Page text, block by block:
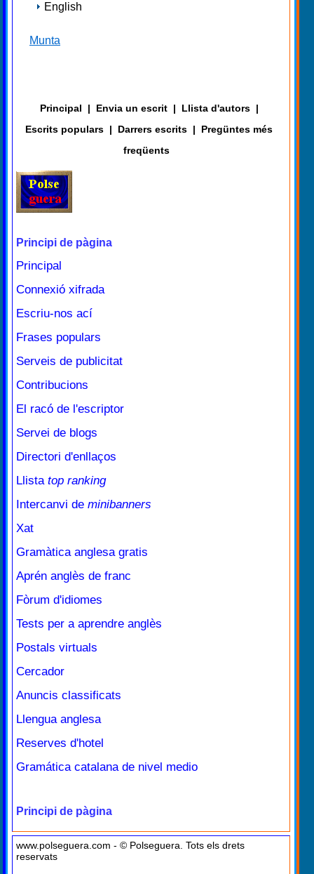
English
Munta
Principal | Envia un escrit | Llista d'autors |
Escrits populars | Darrers escrits |
Pregüntes més
freqüents
Principi de pàgina
Principal
Connexió xifrada
Escriu-nos ací
Frases populars
Serveis de publicitat
Contribucions
El racó de l'escriptor
Servei de blogs
Directori d'enllaços
Llista top ranking
Intercanvi de minibanners
Xat
Gramàtica anglesa gratis
Aprén anglès de franc
Fòrum d'idiomes
Tests per a aprendre anglès
Postals virtuals
Cercador
Anuncis classificats
Llengua anglesa
Reserves d'hotel
Gramática catalana de nivel medio
Principi de pàgina
www.polseguera.com - © Polseguera. Tots els drets
reservats